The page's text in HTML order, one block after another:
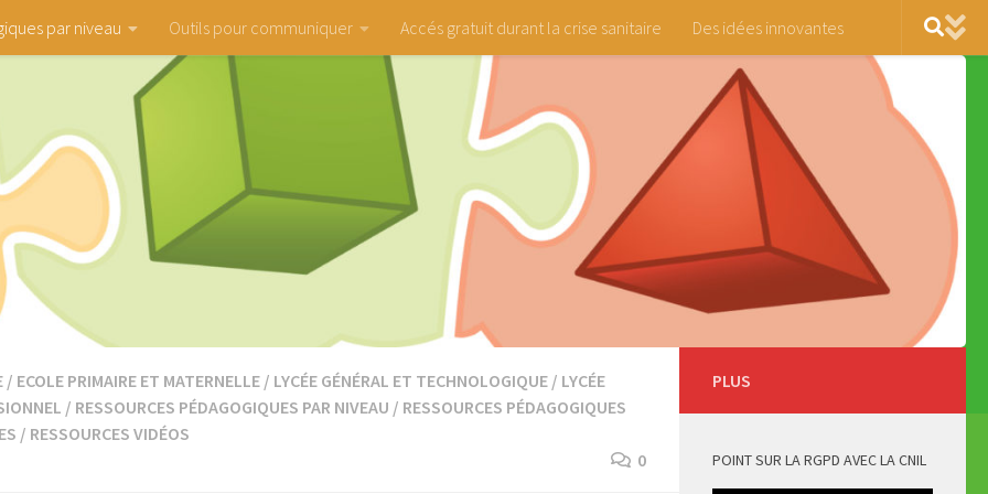
par niveau Outils pour communiquer Accés gratuit durant la crise sanitaire Des idées innovantes
/ ECOLE PRIMAIRE ET MATERNELLE / LYCÉE GÉNÉRAL ET TECHNOLOGIQUE / LYCÉE
/ RESSOURCES PÉDAGOGIQUES PAR NIVEAU / RESSOURCES PÉDAGOGIQUES
/ RESSOURCES VIDÉOS
0
PLUS
POINT SUR LA RGPD AVEC LA CNIL